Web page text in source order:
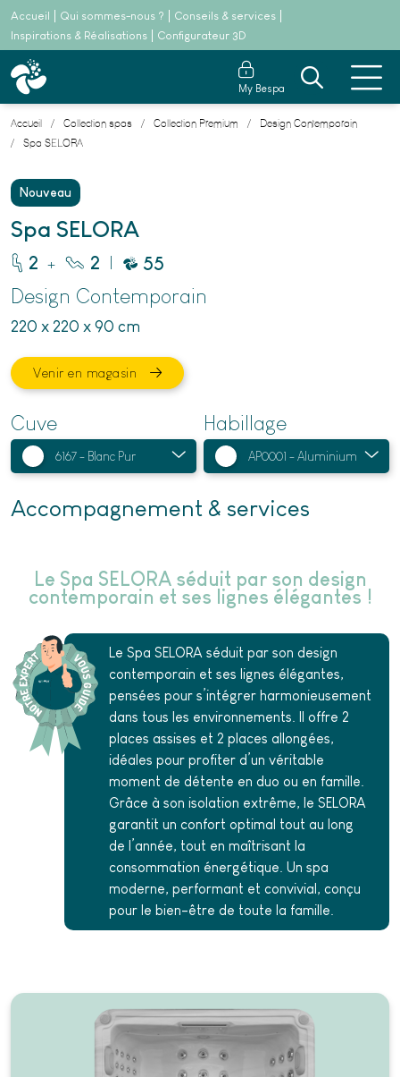
Accueil Qui sommes-nous ?
Conseils & services
Inspirations & Réalisations
Configurateur 3D
My Bespa
Accueil Collection spas Collection Premium
Design Contemporain
Spa SELORA
Nouveau
Spa SELORA
2 + 2 | 55
Design Contemporain
220 x 220 x 90 cm
Venir en magasin
Cuve Habillage
Accompagnement & services
Le Spa SELORA séduit par son design
contemporain et ses lignes élégantes !
Le Spa SELORA séduit par son design
contemporain et ses lignes élégantes,
pensées pour s’intégrer harmonieusement
dans tous les environnements. Il offre 2
places assises et 2 places allongées,
idéales pour profiter d’un véritable
moment de détente en duo ou en famille.
Grâce à son isolation extrême, le SELORA
garantit un confort optimal tout au long
de l’année, tout en maîtrisant la
consommation énergétique. Un spa
moderne, performant et convivial, conçu
pour le bien-être de toute la famille.